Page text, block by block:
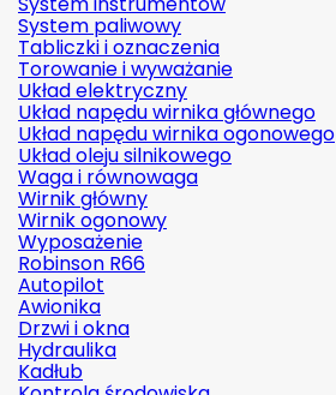
System paliwowy
Tabliczki i oznaczenia
Torowanie i wyważanie
Układ elektryczny
Układ napędu wirnika głównego
Układ napędu wirnika ogonowego
Układ oleju silnikowego
Waga i równowaga
Wirnik główny
Wirnik ogonowy
Wyposażenie
Robinson R66
Autopilot
Awionika
Drzwi i okna
Hydraulika
Kadłub